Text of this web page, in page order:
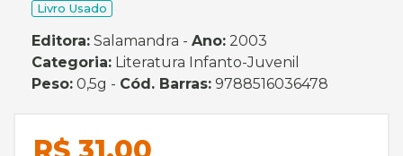
Livro Usado
Editora: Salamandra - Ano: 2003
Categoria: Literatura Infanto-Juvenil
Peso: 0,5g - Cód. Barras: 9788516036478